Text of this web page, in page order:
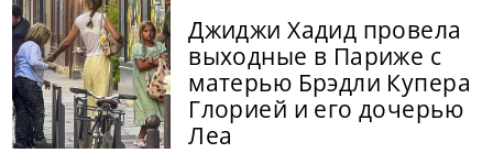
Джиджи Хадид провела
выходные в Париже с
матерью Брэдли Купера
Глорией и его дочерью
Леа